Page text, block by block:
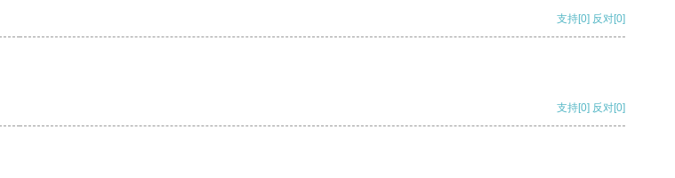
支持[0] 反对[0]
支持[0] 反对[0]